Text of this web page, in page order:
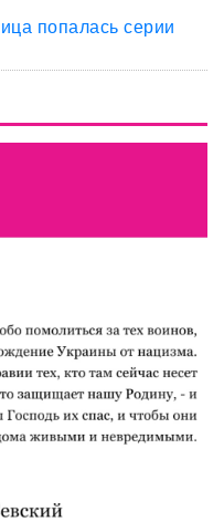
попалась серии